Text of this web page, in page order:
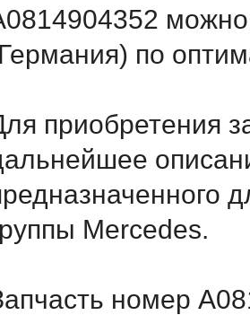
можно
по
приобретения
Mercedes.
номер